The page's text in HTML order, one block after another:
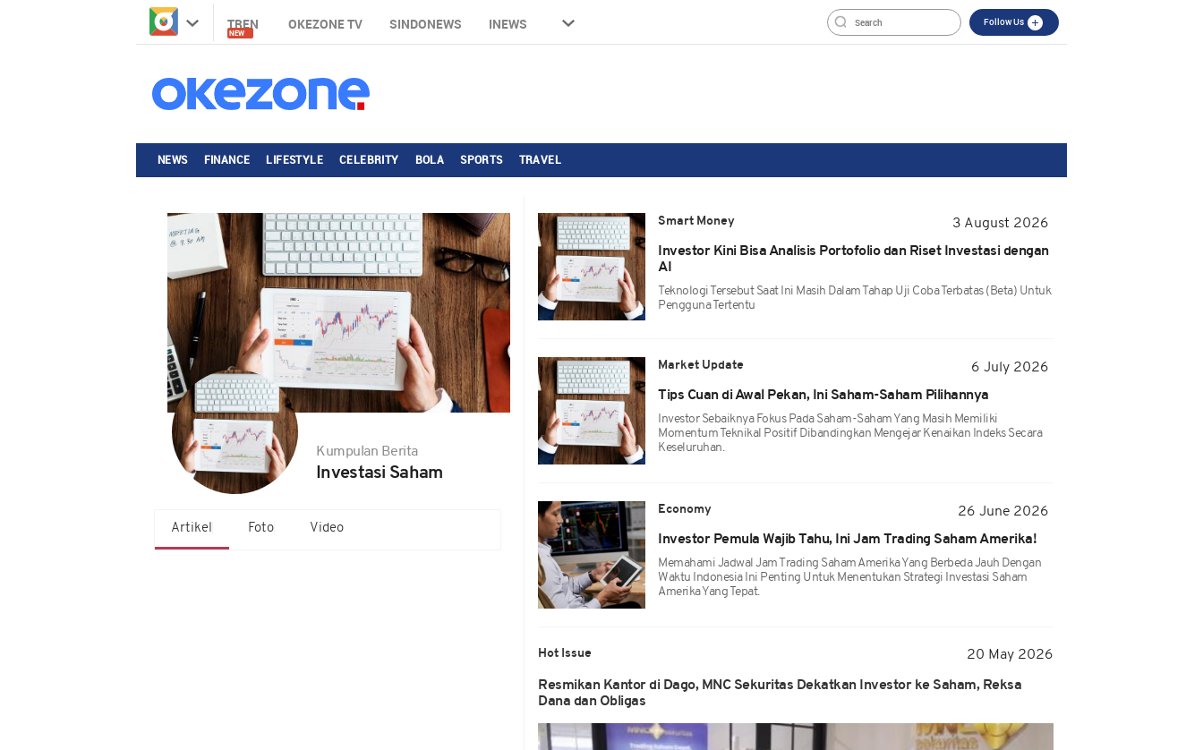
TREN
NEW
OKEZONE TV SINDONEWS INEWS Follow Us
NEWS FINANCE LIFESTYLE CELEBRITY BOLA SPORTS TRAVEL
Kumpulan Berita
Investasi Saham
Artikel Foto Video
Smart Money
3 August 2026
Investor Kini Bisa Analisis Portofolio dan Riset Investasi dengan
AI
Teknologi Tersebut Saat Ini Masih Dalam Tahap Uji Coba Terbatas (beta) Untuk
Pengguna Tertentu
Market Update
6 July 2026
Tips Cuan di Awal Pekan, Ini Saham-Saham Pilihannya
Investor Sebaiknya Fokus Pada Saham-Saham Yang Masih Memiliki
Momentum Teknikal Positif Dibandingkan Mengejar Kenaikan Indeks Secara
Keseluruhan.
Economy
26 June 2026
Investor Pemula Wajib Tahu, Ini Jam Trading Saham Amerika!
Memahami Jadwal Jam Trading Saham Amerika Yang Berbeda Jauh Dengan
Waktu Indonesia Ini Penting Untuk Menentukan Strategi Investasi Saham
Amerika Yang Tepat.
Hot Issue 20 May 2026
Resmikan Kantor di Dago, MNC Sekuritas Dekatkan Investor ke Saham, Reksa
Dana dan Obligas